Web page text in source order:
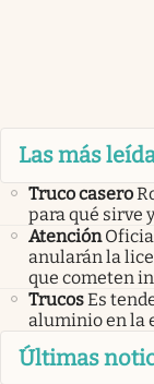
Las más
Truco casero
para qué sirve
Atención
anularán la
que cometen
TrucosEs
aluminio en la
Últimas